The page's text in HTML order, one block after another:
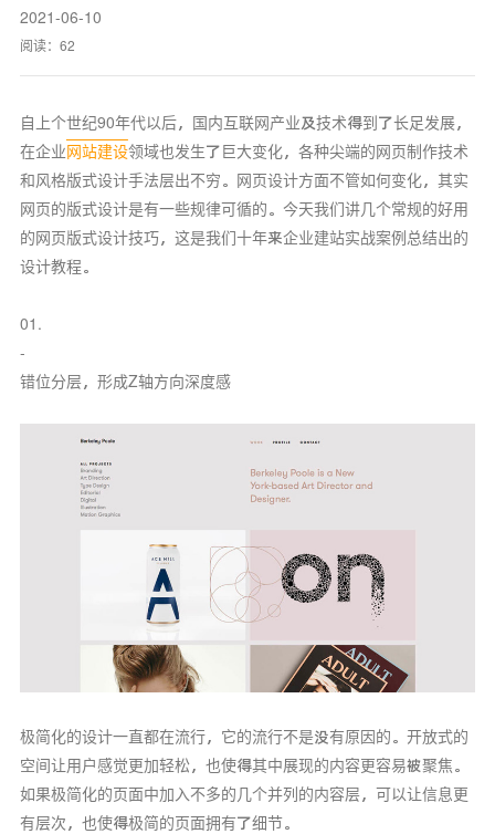
2021-06-10
阅读： 62
自上个世纪90年代以后，国内互联网产业及技术得到了长足发展，
在企业网站建设领域也发生了巨大变化，各种尖端的网页制作技术
和风格版式设计手法层出不穷。网页设计方面不管如何变化，其实
网页的版式设计是有一些规律可循的。今天我们讲几个常规的好用
的网页版式设计技巧，这是我们十年来企业建站实战案例总结出的
设计教程。
01.
-
错位分层，形成Z轴方向深度感
极简化的设计一直都在流行，它的流行不是没有原因的。开放式的
空间让用户感觉更加轻松，也使得其中展现的内容更容易被聚焦。
如果极简化的页面中加入不多的几个并列的内容层，可以让信息更
有层次，也使得极简的页面拥有了细节。